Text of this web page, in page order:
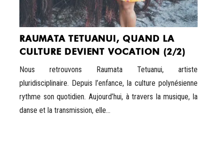
RAUMATA TETUANUI, QUAND LA
CULTURE DEVIENT VOCATION (2/2)
Nous retrouvons Raumata Tetuanui, artiste
pluridisciplinaire. Depuis l’enfance, la culture polynésienne
rythme son quotidien. Aujourd’hui, à travers la musique, la
danse et la transmission, elle...